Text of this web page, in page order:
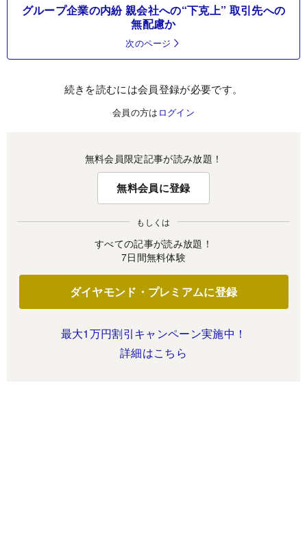
グループ企業の内紛 親会社への“下克上” 取引先への
無配慮か
次のページ
続きを読むには会員登録が必要です。
会員の方は ログイン
無料会員限定記事が読み放題！
無料会員に登録
もしくは
すべての記事が読み放題！
7日間無料体験
ダイヤモンド・プレミアムに登録
最大1万円割引キャンペーン実施中！
詳細はこちら